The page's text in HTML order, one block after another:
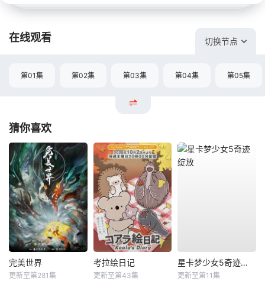
在线观看 切换节点
第01集 第02集 第03集 第04集 第05集
猜你喜欢
完美世界
更新至第281集
考拉绘日记
更新至第43集
星卡梦少女5奇迹绽放
更新至第11集